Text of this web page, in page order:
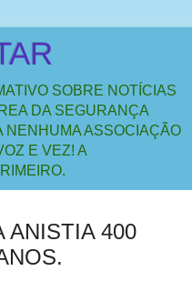
SOBRE NOTÍCIAS
DA SEGURANÇA
NENHUMA ASSOCIAÇÃO
E VEZ! A
ANISTIA 400